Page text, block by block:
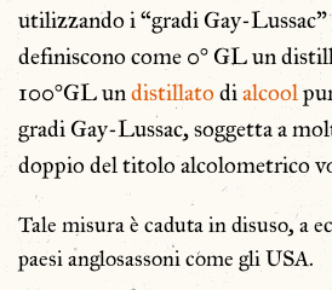
utilizzando i “gradi Gay-Lussac”
definiscono come 0° GL un
100°GL undistillato dialcool
gradi Gay-Lussac, soggetta a
doppio del titolo alcolometrico
Tale misura è caduta in disuso, a
paesi anglosassoni come gli USA.